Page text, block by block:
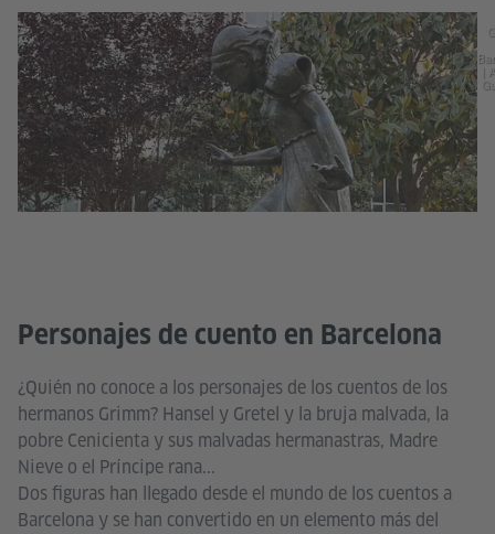
|
Personajes de cuento en Barcelona
¿Quién no conoce a los personajes de los cuentos de los
hermanos Grimm? Hansel y Gretel y la bruja malvada, la
pobre Cenicienta y sus malvadas hermanastras, Madre
Nieve o el Príncipe rana...
Dos figuras han llegado desde el mundo de los cuentos a
Barcelona y se han convertido en un elemento más del